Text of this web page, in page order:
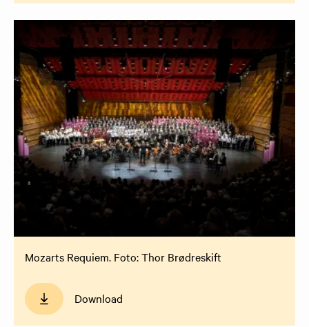
Mozarts Requiem. Foto: Thor Brødreskift
Download